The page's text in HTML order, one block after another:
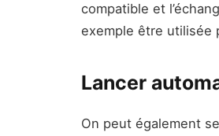
compatible et
exemple être utilisée
Lancer
On peut également